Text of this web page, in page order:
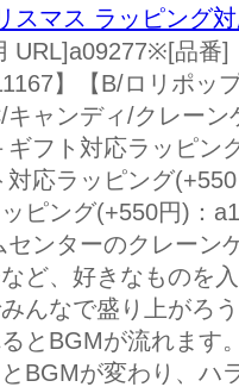
スマス ラッピング
URL]a09277※[品番]
】【B/ロリポッ
キャンディ/クレー
ギフト対応ラッピン
対応ラッピング
ピング(+550円)：
センターのクレーン
ど、好きなものを
んなで盛り上がろ
とBGMが流れます
BGMが変わり、ハ